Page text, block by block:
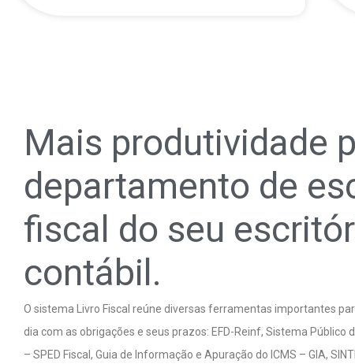
Mais produtividade
departamento de
fiscal do seu
contábil.
O sistema Livro Fiscal reúne diversas ferramentas importantes
dia com as obrigações e seus prazos: EFD-Reinf, Sistema Público
– SPED Fiscal, Guia de Informação e Apuração do ICMS – GIA,